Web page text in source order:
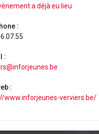
a déjà eu lieu
:
:
:
www.inforjeunes-verviers.be/